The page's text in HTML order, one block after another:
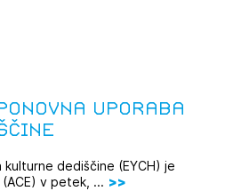
uporaba
dediščine (EYCH) je
v petek, ...